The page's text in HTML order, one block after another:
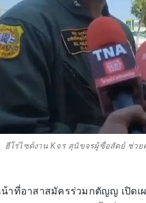
ฮีโร่ไซด์งาน Kจร สุนัขจรผู้ซื่อสัตย์ ช่วย
าที่อาสาสมัครร่วมกตัญญ เปิดเ